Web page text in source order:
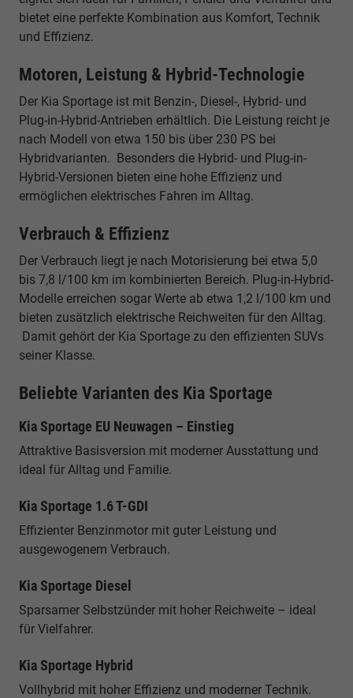
bietet eine perfekte Kombination aus Komfort, Technik
und Effizienz.
Motoren, Leistung & Hybrid-Technologie
Der Kia Sportage ist mit Benzin-, Diesel-, Hybrid- und
Plug-in-Hybrid-Antrieben erhältlich. Die Leistung reicht je
nach Modell von etwa 150 bis über 230 PS bei
Hybridvarianten. Besonders die Hybrid- und Plug-in-
Hybrid-Versionen bieten eine hohe Effizienz und
ermöglichen elektrisches Fahren im Alltag.
Verbrauch & Effizienz
Der Verbrauch liegt je nach Motorisierung bei etwa 5,0
bis 7,8 l/100 km im kombinierten Bereich. Plug-in-Hybrid-
Modelle erreichen sogar Werte ab etwa 1,2 l/100 km und
bieten zusätzlich elektrische Reichweiten für den Alltag.
Damit gehört der Kia Sportage zu den effizienten SUVs
seiner Klasse.
Beliebte Varianten des Kia Sportage
Kia Sportage EU Neuwagen – Einstieg
Attraktive Basisversion mit moderner Ausstattung und
ideal für Alltag und Familie.
Kia Sportage 1.6 T-GDI
Effizienter Benzinmotor mit guter Leistung und
ausgewogenem Verbrauch.
Kia Sportage Diesel
Sparsamer Selbstzünder mit hoher Reichweite – ideal
für Vielfahrer.
Kia Sportage Hybrid
Vollhybrid mit hoher Effizienz und moderner Technik.